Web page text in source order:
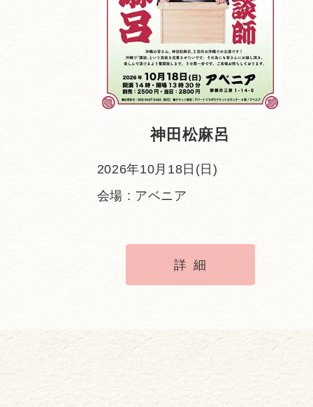
神田松麻呂
2026年10月18日(日)
会場 : アベニア
詳細